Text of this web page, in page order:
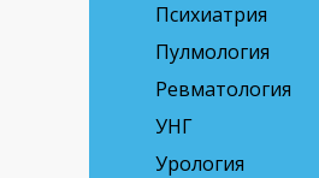
Психиатрия
Пулмология
Ревматология
УНГ
Урология